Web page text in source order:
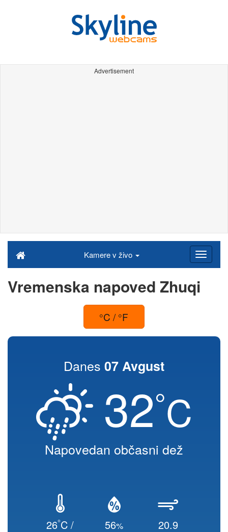
Advertisement
Kamere v živo
Vremenska napoved Zhuqi
°C / °F
Danes 07 Avgust
32°C
Napovedan občasni dež
26°C /
56% 20.9